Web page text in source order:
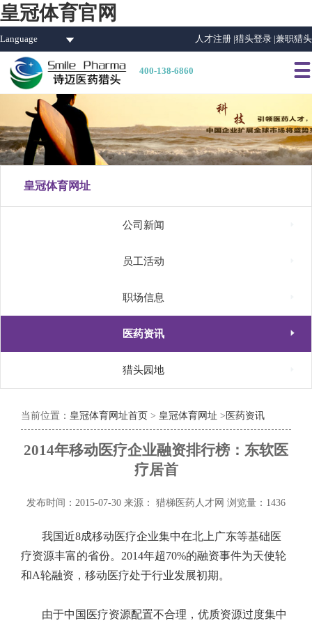
皇冠体育官网
Language 人才注册 |猎头登录 |兼职猎头
400-138-6860 
皇冠体育网址
公司新闻
员工活动
职场信息
医药资讯 
猎头园地
当前位置： 皇冠体育网址首页 > 皇冠体育网址 > 医药资讯
2014年移动医疗企业融资排行榜：东软医
疗居首
发布时间：2015-07-30 来源： 猎梯医药人才网 浏览量：1436
我国近8成移动医疗企业集中在北上广东等基础医
疗资源丰富的省份。2014年超70%的融资事件为天使轮
和A轮融资，移动医疗处于行业发展初期。
由于中国医疗资源配置不合理，优质资源过度集中